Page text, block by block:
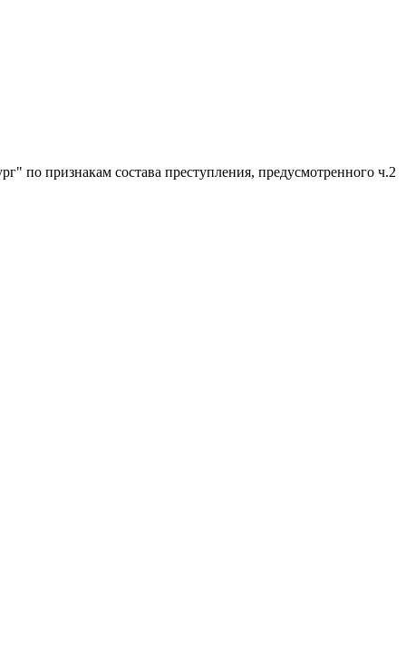
по признакам состава преступления, предусмотренного ч.2